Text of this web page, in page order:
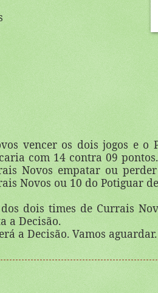
vencer os dois jogos e o
com 14 contra 09
Novos empatar ou
Novos ou 10 do Potiguar
dois times de Currais
a Decisão.
a Decisão. Vamos aguardar.